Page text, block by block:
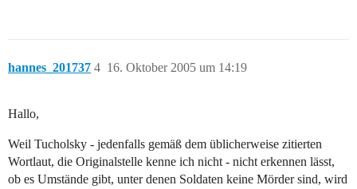
hannes_201737 16. Oktober 2005 um 14:19
4
Hallo,
Weil Tucholsky - jedenfalls gemäß dem üblicherweise zitierten
Wortlaut, die Originalstelle kenne ich nicht - nicht erkennen lässt,
ob es Umstände gibt, unter denen Soldaten keine Mörder sind, wird